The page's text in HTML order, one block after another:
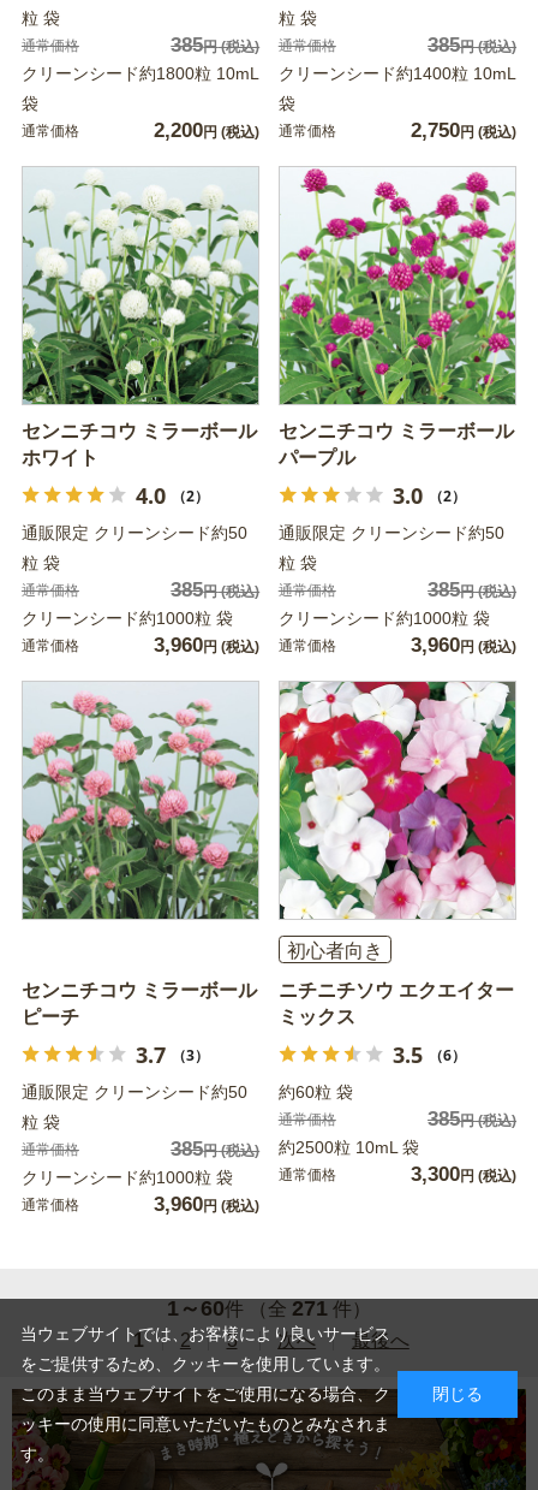
粒 袋
通常価格 385円(税込)
クリーンシード約1800粒 10mL
袋
通常価格 2,200円 (税込)
粒 袋
通常価格 385円(税込)
クリーンシード約1400粒 10mL
袋
通常価格 2,750円 (税込)
センニチコウ ミラーボール
ホワイト
4.0 （2）
通販限定 クリーンシード約50
粒 袋
通常価格 385円(税込)
クリーンシード約1000粒 袋
通常価格 3,960円 (税込)
センニチコウ ミラーボール
パープル
3.0 （2）
通販限定 クリーンシード約50
粒 袋
通常価格 385円(税込)
クリーンシード約1000粒 袋
通常価格 3,960円 (税込)
センニチコウ ミラーボール
ピーチ
3.7 （3）
通販限定 クリーンシード約50
粒 袋
通常価格 385円(税込)
クリーンシード約1000粒 袋
通常価格 3,960円 (税込)
初心者向き
ニチニチソウ エクエイター
ミックス
3.5 （6）
約60粒 袋
通常価格 385円(税込)
約2500粒 10mL 袋
通常価格 3,300円 (税込)
1～60件 （全 271 件）
1
2 3 次へ 最後へ
当ウェブサイトでは、お客様により良いサービス
をご提供するため、クッキーを使用しています。
このまま当ウェブサイトをご使用になる場合、ク
ッキーの使用に同意いただいたものとみなされま
す。
閉じる